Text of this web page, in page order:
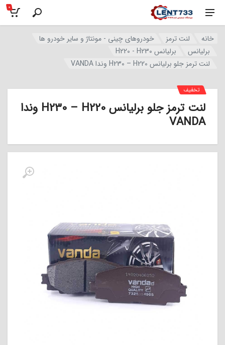
0
خانه لنت ترمز
خودروهای چینی - مونتاژ و سایر خودرو ها
برلیانس
برلیانس H220 - H230
لنت ترمز جلو برلیانس H230 – H220 وندا VANDA
لنت ترمز جلو برلیانس H230 – H220 وندا
VANDA
تخفیف